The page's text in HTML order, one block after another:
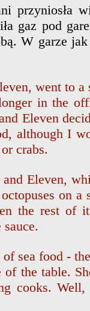
przyniosła
gaz pod
W garze
went to a
in the
Eleven
although I
crabs.
Eleven,
on a
the rest of
sea food -
the table.
cooks.